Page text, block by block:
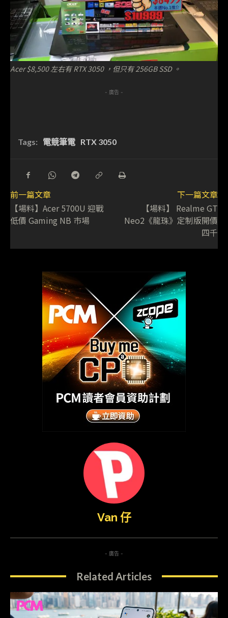
Acer $8,500 左右有 RTX 3050 ，但只有 256GB SSD 。
- 廣告 -
Tags: 電競筆電 RTX 3050
前一篇文章
【場料】Acer 5700U 迎戰
低價 Gaming NB 巿場
下一篇文章
【場料】 Realme GT
Neo2《龍珠》定制版開價
四千
Van 仔
- 廣告 -
Related Articles